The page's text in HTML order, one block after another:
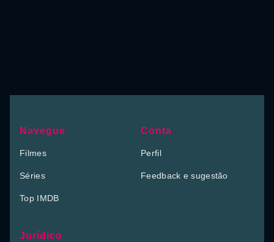
Navegue
Filmes
Séries
Top IMDB
Conta
Perfil
Feedback e sugestão
Jurídico